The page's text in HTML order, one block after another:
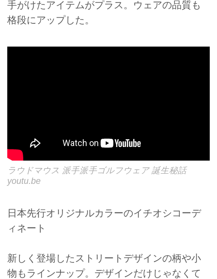
手がけたアイテムがプラス。ウェアの品質も
格段にアップした。
ラウドマウス 派手派手ゴルフウェア 誕生秘話
youtu.be
日本先行オリジナルカラーのイチオシコーデ
ィネート
新しく登場したストリートデザインの柄や小
物もラインナップ。デザインだけじゃなくて